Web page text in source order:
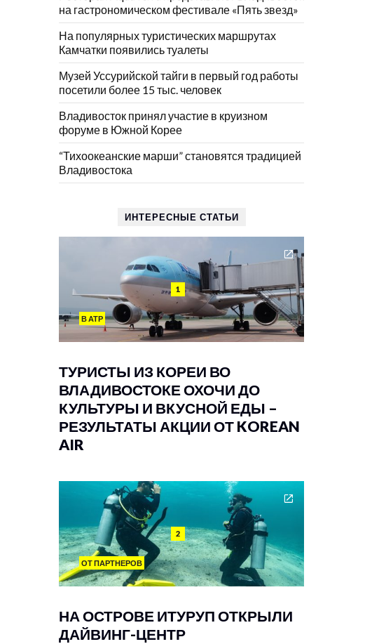
на гастрономическом фестивале «Пять звезд»
На популярных туристических маршрутах
Камчатки появились туалеты
Музей Уссурийской тайги в первый год работы
посетили более 15 тыс. человек
Владивосток принял участие в круизном
форуме в Южной Корее
“Тихоокеанские марши” становятся традицией
Владивостока
ИНТЕРЕСНЫЕ СТАТЬИ
1
В АТР
ТУРИСТЫ ИЗ КОРЕИ ВО
ВЛАДИВОСТОКЕ ОХОЧИ ДО
КУЛЬТУРЫ И ВКУСНОЙ ЕДЫ –
РЕЗУЛЬТАТЫ АКЦИИ ОТ KOREAN
AIR
2
ОТ ПАРТНЕРОВ
НА ОСТРОВЕ ИТУРУП ОТКРЫЛИ
ДАЙВИНГ-ЦЕНТР